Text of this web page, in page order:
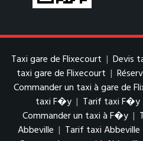
Taxi gare de Flixecourt | Devis
taxi gare de Flixecourt |
Commander un taxi à gare de
taxi F�y | Tarif taxi F�y
Commander un taxi à F�y |
Abbeville | Tarif taxi Abbeville